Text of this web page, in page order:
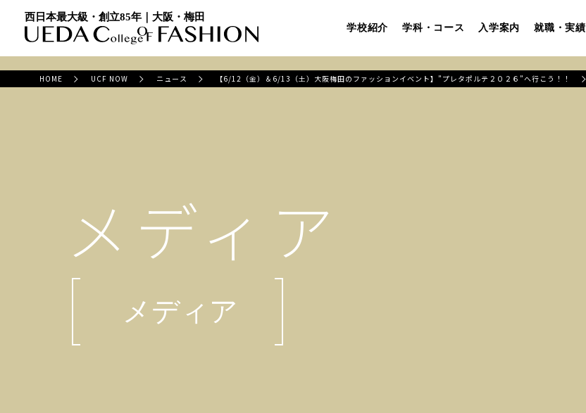
西日本最大級・創立85年｜大阪・梅田
学校紹介 学科・コース 入学案内 就職・実績
HOME UCF NOW ニュース 【6/12（金）＆6/13（土）大阪梅田のファッションイベント】”プレタポルテ２０２６”へ行こう！！
メディア
メディア